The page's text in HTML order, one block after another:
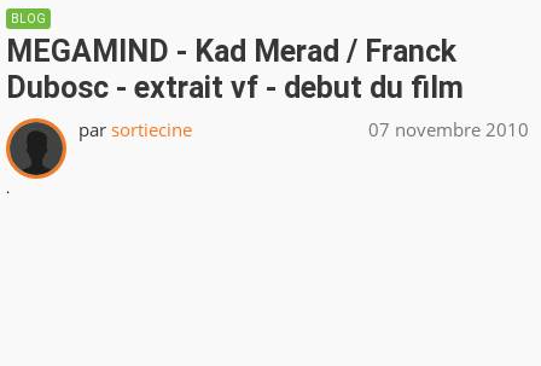
BLOG
MEGAMIND - Kad Merad / Franck
Dubosc - extrait vf - debut du film
par sortiecine 07 novembre 2010
.